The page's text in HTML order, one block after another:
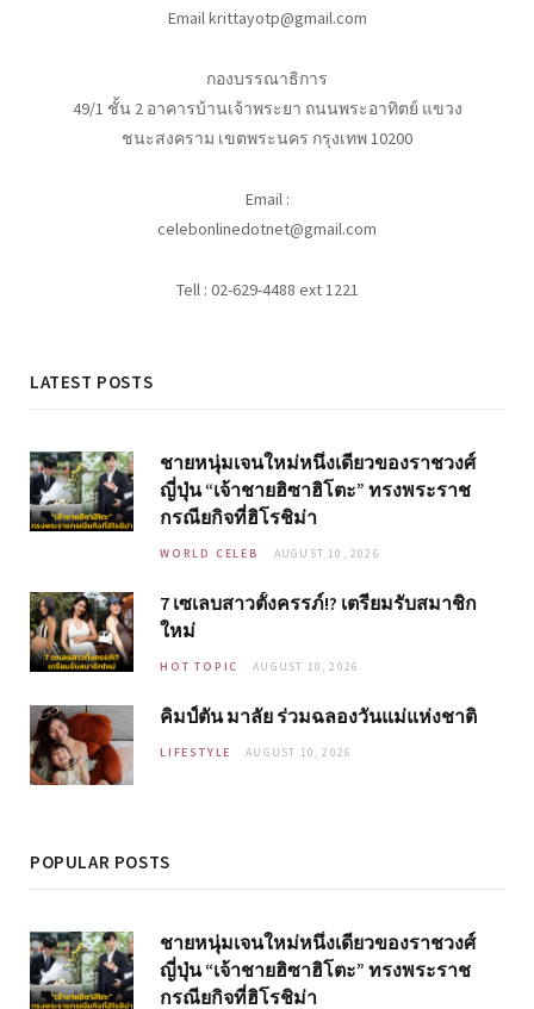
Email krittayotp@gmail.com
กองบรรณาธิการ
49/1 ชั้น 2 อาคารบ้านเจ้าพระยา ถนนพระอาทิตย์ แขวง
ชนะสงคราม เขตพระนคร กรุงเทพ 10200
Email :
celebonlinedotnet@gmail.com
Tell : 02-629-4488 ext 1221
LATEST POSTS
ชายหนุ่มเจนใหม่หนึ่งเดียวของราชวงศ์
ญี่ปุ่น “เจ้าชายฮิซาฮิโตะ” ทรงพระราช
กรณียกิจที่ฮิโรชิม่า
WORLD CELEB AUGUST 10, 2026
7 เซเลบสาวตั้งครรภ์!? เตรียมรับสมาชิก
ใหม่
HOT TOPIC AUGUST 10, 2026
คิมป์ตัน มาลัย ร่วมฉลองวันแม่แห่งชาติ
LIFESTYLE AUGUST 10, 2026
POPULAR POSTS
ชายหนุ่มเจนใหม่หนึ่งเดียวของราชวงศ์
ญี่ปุ่น “เจ้าชายฮิซาฮิโตะ” ทรงพระราช
กรณียกิจที่ฮิโรชิม่า